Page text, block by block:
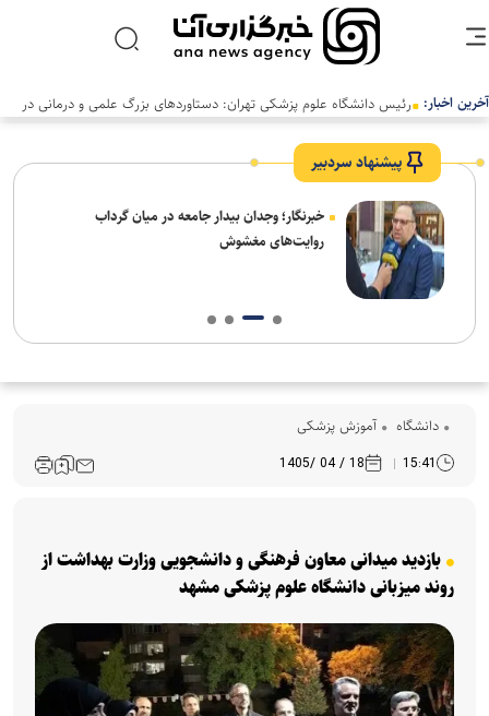
آخرین اخبار: رئیس دانشگاه علوم پزشکی تهران: دستاوردهای بزرگ علمی و درمانی در
پیشنهاد سردبیر
خبرنگار؛ وجدان بیدار جامعه در میان گرداب
روایت‌های مغشوش
دانشگاه آموزش پزشکی
15:41
18 / 04 /1405
بازدید میدانی معاون فرهنگی و دانشجویی وزارت بهداشت از
روند میزبانی دانشگاه علوم پزشکی مشهد